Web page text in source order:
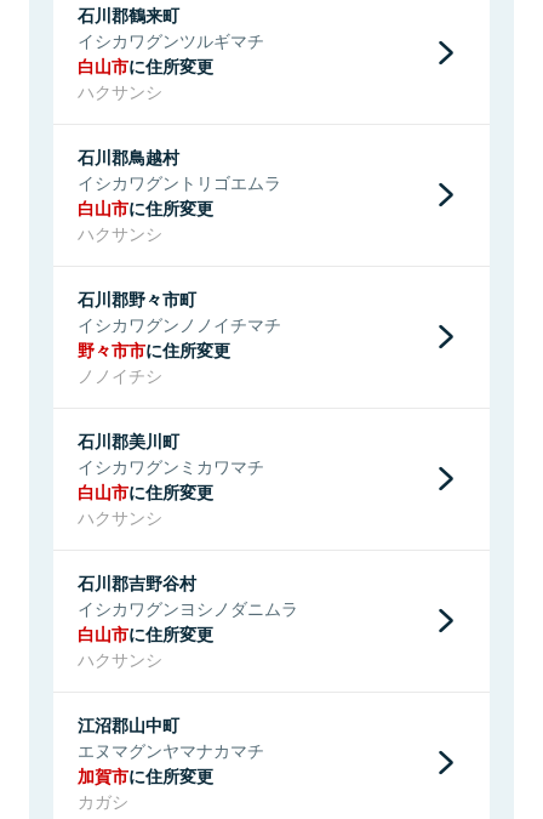
石川郡鶴来町
イシカワグンツルギマチ
白山市に住所変更
ハクサンシ
石川郡鳥越村
イシカワグントリゴエムラ
白山市に住所変更
ハクサンシ
石川郡野々市町
イシカワグンノノイチマチ
野々市市に住所変更
ノノイチシ
石川郡美川町
イシカワグンミカワマチ
白山市に住所変更
ハクサンシ
石川郡吉野谷村
イシカワグンヨシノダニムラ
白山市に住所変更
ハクサンシ
江沼郡山中町
エヌマグンヤマナカマチ
加賀市に住所変更
カガシ